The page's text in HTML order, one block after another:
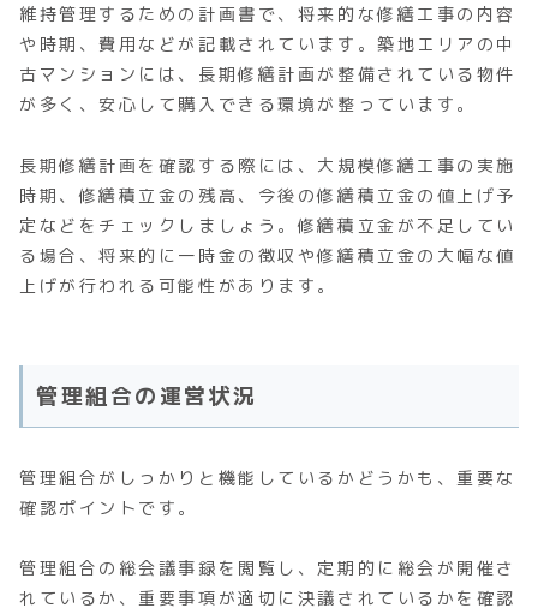
維持管理するための計画書で、将来的な修繕工事の内容
や時期、費用などが記載されています。築地エリアの中
古マンションには、長期修繕計画が整備されている物件
が多く、安心して購入できる環境が整っています。
長期修繕計画を確認する際には、大規模修繕工事の実施
時期、修繕積立金の残高、今後の修繕積立金の値上げ予
定などをチェックしましょう。修繕積立金が不足してい
る場合、将来的に一時金の徴収や修繕積立金の大幅な値
上げが行われる可能性があります。
管理組合の運営状況
管理組合がしっかりと機能しているかどうかも、重要な
確認ポイントです。
管理組合の総会議事録を閲覧し、定期的に総会が開催さ
れているか、重要事項が適切に決議されているかを確認